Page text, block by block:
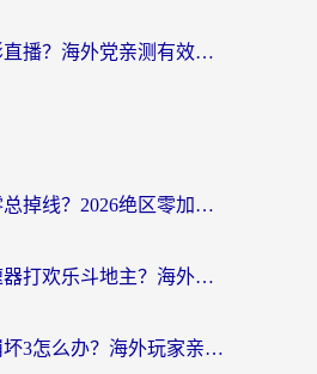
国外怎么看魅影直播？海外党亲测有效的回国加速指南（附听歌、看央视VIP技巧）
海外党玩绝区零总掉线？2026绝区零加速器推荐+跨平台国服游戏加速攻略
美国用什么加速器打欢乐斗地主？海外党亲测有效的国服游戏加速指南
在瑞典打不开崩坏3怎么办？海外玩家亲测有效的国服游戏加速指南